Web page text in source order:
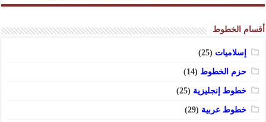
أقسام الخطوط
إسلاميات (25)
حزم الخطوط (14)
خطوط إنجليزية (25)
خطوط عربية (29)